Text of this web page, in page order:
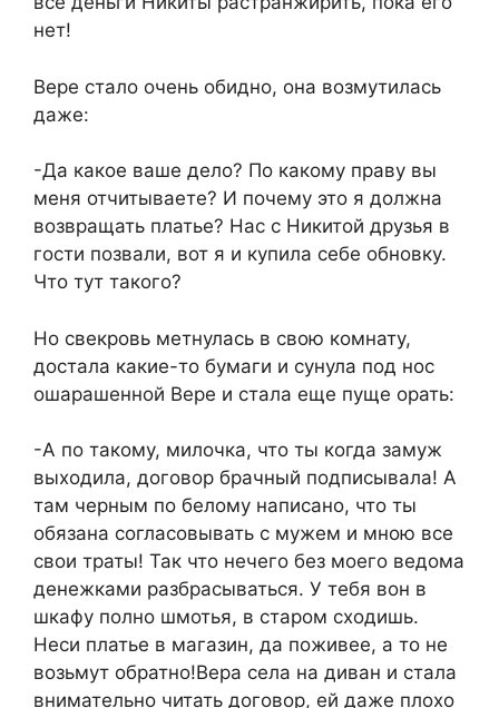
нет!
Вере стало очень обидно, она возмутилась
даже:
-Да какое ваше дело? По какому праву вы
меня отчитываете? И почему это я должна
возвращать платье? Нас с Никитой друзья в
гости позвали, вот я и купила себе обновку.
Что тут такого?
Но свекровь метнулась в свою комнату,
достала какие-то бумаги и сунула под нос
ошарашенной Вере и стала еще пуще орать:
-А по такому, милочка, что ты когда замуж
выходила, договор брачный подписывала! А
там черным по белому написано, что ты
обязана согласовывать с мужем и мною все
свои траты! Так что нечего без моего ведома
денежками разбрасываться. У тебя вон в
шкафу полно шмотья, в старом сходишь.
Неси платье в магазин, да поживее, а то не
возьмут обратно!Вера села на диван и стала
внимательно читать договор, ей даже плохо